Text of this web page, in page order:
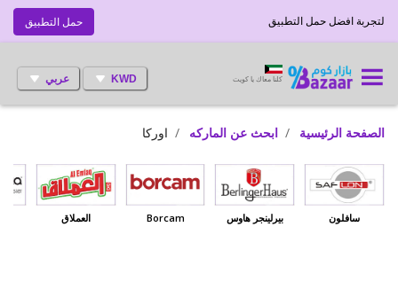
حمل التطبيق لتجربة افضل حمل التطبيق
KWD عربي كلنا معاك يا كويت
الصفحة الرئيسية ابحث عن الماركه اوركا
سافلون بيرلينجر هاوس Borcam العملاق